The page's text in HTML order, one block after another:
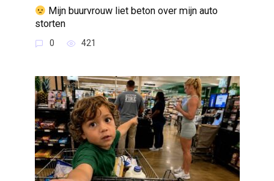
Mijn buurvrouw liet beton over mijn auto
storten
0 421